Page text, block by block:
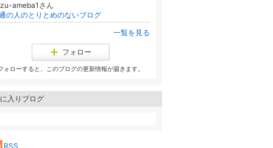
ameba1さん
の人のとりとめのないブログ
一覧を見る
フォロー
ォローすると、このブログの更新情報が届きます。
入りブログ
RSS